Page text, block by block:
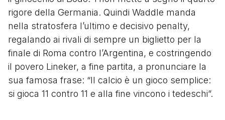
rigore della Germania. Quindi Waddle manda
nella stratosfera l’ultimo e decisivo penalty,
regalando ai rivali di sempre un biglietto per la
finale di Roma contro l’Argentina, e costringendo
il povero Lineker, a fine partita, a pronunciare la
sua famosa frase: “Il calcio è un gioco semplice:
si gioca 11 contro 11 e alla fine vincono i tedeschi”.